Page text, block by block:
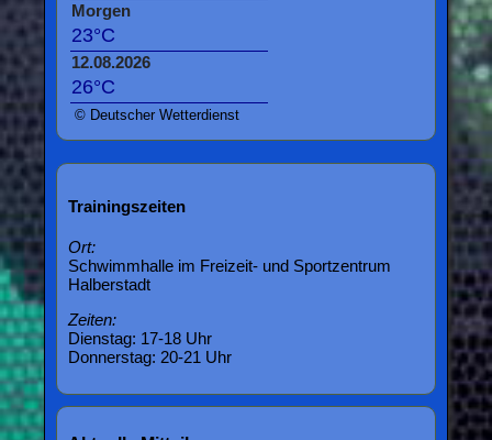
Morgen
23°C
12.08.2026
26°C
© Deutscher Wetterdienst
Trainingszeiten
Ort:
Schwimmhalle im Freizeit- und Sportzentrum
Halberstadt
Zeiten:
Dienstag: 17-18 Uhr
Donnerstag: 20-21 Uhr